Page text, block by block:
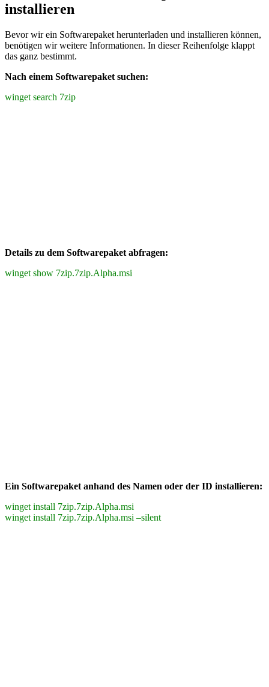
installieren
Bevor wir ein Softwarepaket herunterladen und installieren können,
benötigen wir weitere Informationen. In dieser Reihenfolge klappt
das ganz bestimmt.
Nach einem Softwarepaket suchen:
winget search 7zip
Details zu dem Softwarepaket abfragen:
winget show 7zip.7zip.Alpha.msi
Ein Softwarepaket anhand des Namen oder der ID installieren:
winget install 7zip.7zip.Alpha.msi
winget install 7zip.7zip.Alpha.msi –silent